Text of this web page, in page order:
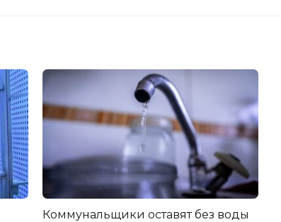
Коммунальщики оставят без воды